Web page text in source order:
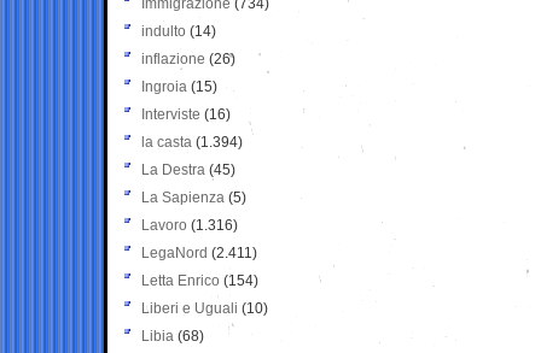
Immigrazione (734)
indulto (14)
inflazione (26)
Ingroia (15)
Interviste (16)
la casta (1.394)
La Destra (45)
La Sapienza (5)
Lavoro (1.316)
LegaNord (2.411)
Letta Enrico (154)
Liberi e Uguali (10)
Libia (68)